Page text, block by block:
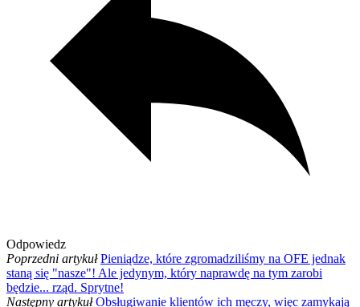
Odpowiedz
Poprzedni artykuł Pieniądze, które zgromadziliśmy na OFE jednak
staną się "nasze"! Ale jedynym, który naprawdę na tym zarobi
będzie... rząd. Sprytne!
Następny artykuł Obsługiwanie klientów ich męczy, więc zamykają